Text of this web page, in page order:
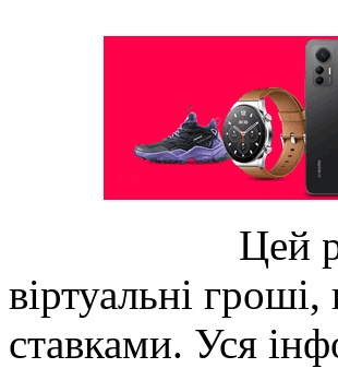
Цей
віртуальні
ставками. Уся